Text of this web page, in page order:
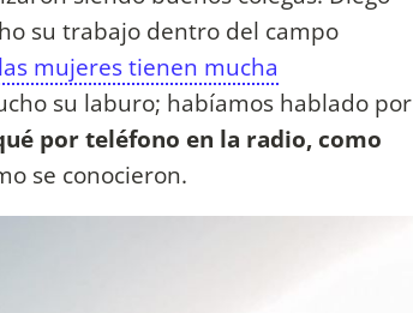
su trabajo dentro del campo
mujeres tienen mucha
su laburo; habíamos hablado por
por teléfono en la radio, como
se conocieron.